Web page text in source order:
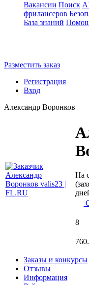
Вакансии Поиск
фрилансеров
База знаний
Разместить заказ
Регистрация
Вход
Александр Воронков
На
8
Заказы и конкурсы
Отзывы
Информация